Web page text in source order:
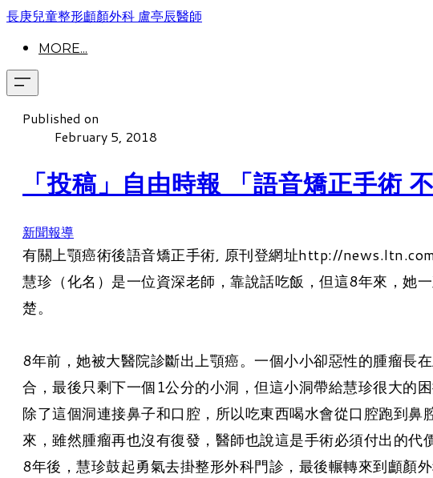
長庚兒童整形顱顏外科 盧亭辰醫師
MORE...
Published on
February 5, 2018
「投稿」自由時報 「語音矯正手術
新聞報導
有關上顎癌術後語音矯正手術, 原刊登網址​http://
慧珍（化名）是一位資深老師，靠說話吃飯，但這8年來，她
楚。
8年前，她被大醫院診斷出上顎癌。一個小小卻惡性的腫瘤長
合，最後只剩下一個1公分的小洞，但這小洞帶給慧珍很大的困
除了這個洞連接鼻子和口腔，所以吃東西喝水會從口腔跑到
來，雖然腫瘤再也沒有復發，醫師也說這是手術必須付出的代
8年後，慧珍鼓起勇氣去掛整形外科門診，最後輾轉來到顱顏外